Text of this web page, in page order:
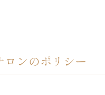
ンのポリシー